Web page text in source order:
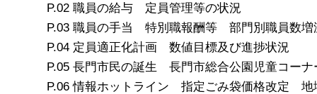
職員の給与 定員管理等の状況
職員の手当 特別職報酬等 部門別職員数増
定員適正化計画 数値目標及び進捗状況
長門市民の誕生 長門市総合公園児童コーナ
情報ホットライン 指定ごみ袋価格改定 地